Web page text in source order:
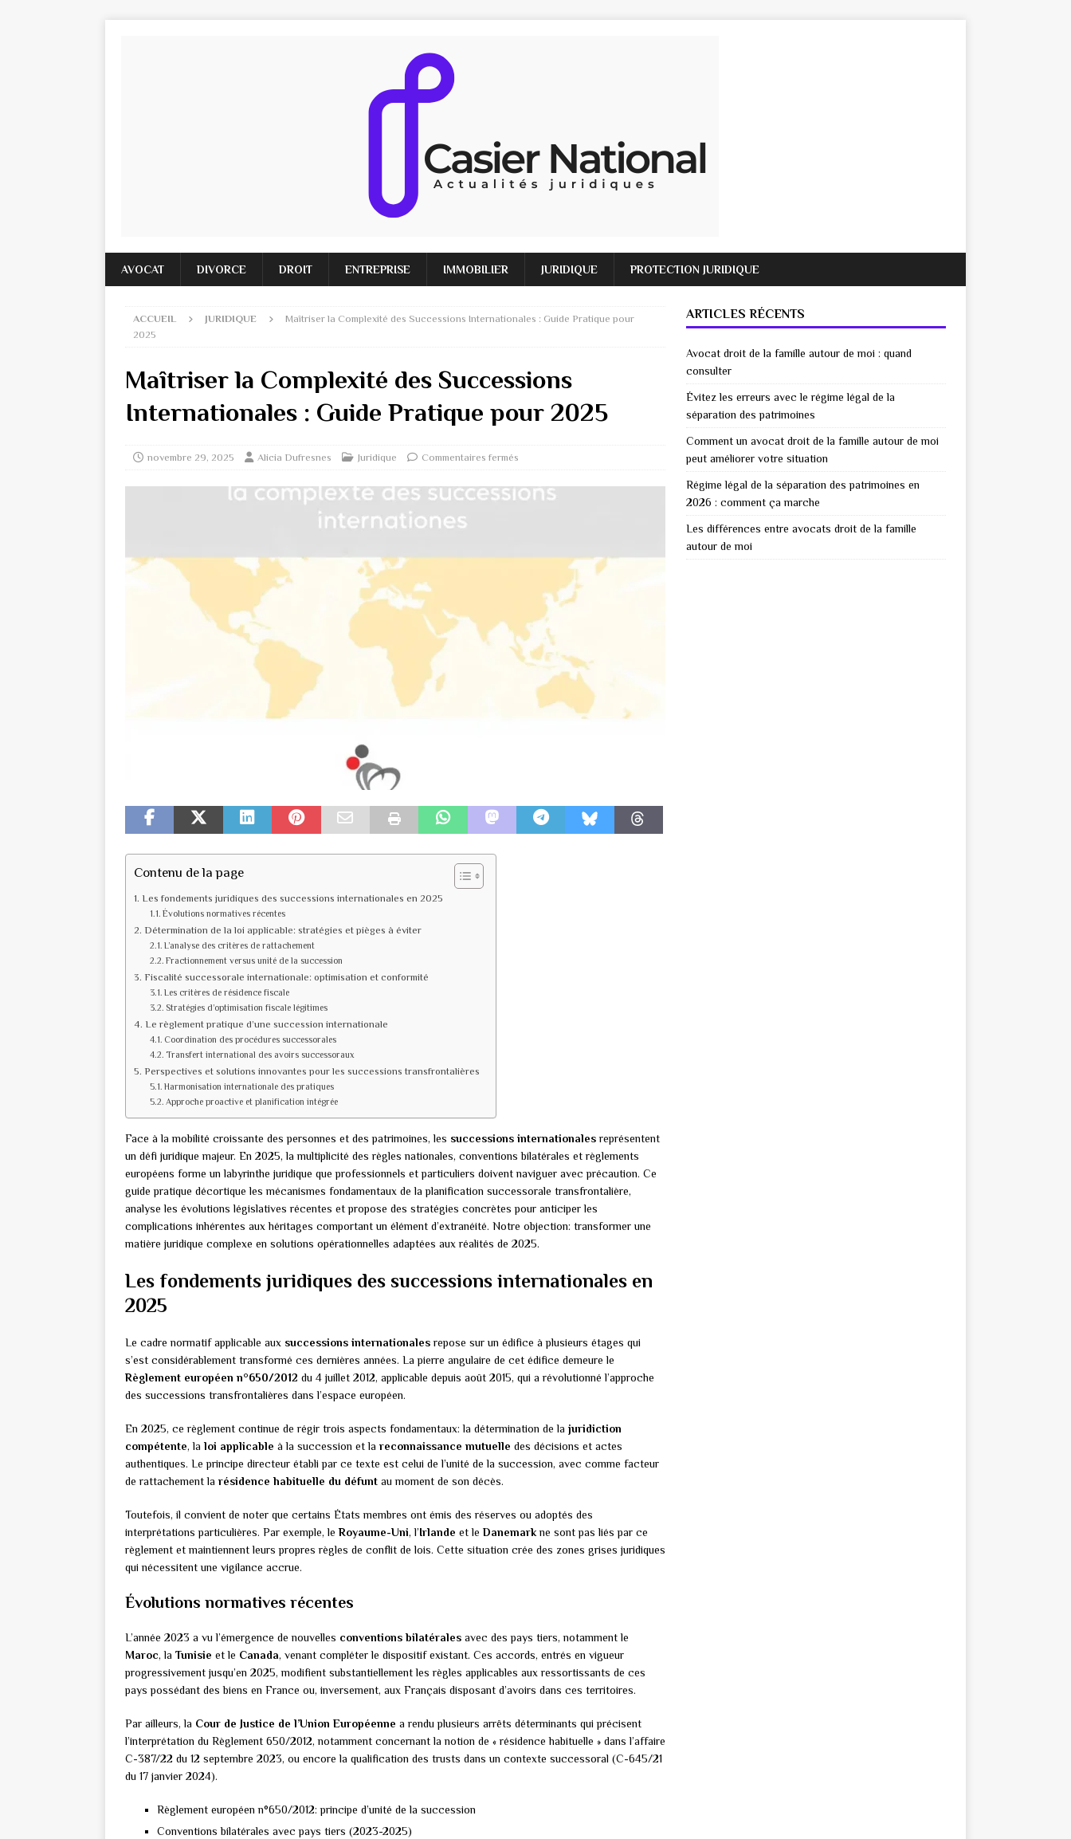
AVOCAT DIVORCE DROIT ENTREPRISE IMMOBILIER JURIDIQUE PROTECTION JURIDIQUE
ACCUEIL JURIDIQUE
Maîtriser la Complexité des Successions Internationales : Guide Pratique pour
2025
Maîtriser la Complexité des Successions
Internationales : Guide Pratique pour 2025
novembre 29, 2025 Alicia Dufresnes Juridique Commentaires fermés
Contenu de la page
Les fondements juridiques des successions internationales en 2025
Évolutions normatives récentes
Détermination de la loi applicable: stratégies et pièges à éviter
L’analyse des critères de rattachement
Fractionnement versus unité de la succession
Fiscalité successorale internationale: optimisation et conformité
Les critères de résidence fiscale
Stratégies d’optimisation fiscale légitimes
Le règlement pratique d’une succession internationale
Coordination des procédures successorales
Transfert international des avoirs successoraux
Perspectives et solutions innovantes pour les successions transfrontalières
Harmonisation internationale des pratiques
Approche proactive et planification intégrée
Face à la mobilité croissante des personnes et des patrimoines, les successions internationalesreprésentent
un défi juridique majeur. En 2025, la multiplicité des règles nationales, conventions bilatérales et règlements
européens forme un labyrinthe juridique que professionnels et particuliers doivent naviguer avec précaution. Ce
guide pratique décortique les mécanismes fondamentaux de la planification successorale transfrontalière,
analyse les évolutions législatives récentes et propose des stratégies concrètes pour anticiper les
complications inhérentes aux héritages comportant un élément d’extranéité. Notre objection: transformer une
matière juridique complexe en solutions opérationnelles adaptées aux réalités de 2025.
Les fondements juridiques des successions internationales en
2025
Le cadre normatif applicable aux successions internationalesrepose sur un édifice à plusieurs étages qui
s’est considérablement transformé ces dernières années. La pierre angulaire de cet édifice demeure le
Règlement européen n°650/2012 du 4 juillet 2012, applicable depuis août 2015, qui a révolutionné l’approche
des successions transfrontalières dans l’espace européen.
En 2025, ce règlement continue de régir trois aspects fondamentaux: la détermination de la juridiction
compétente, la loi applicable à la succession et la reconnaissance mutuelle des décisions et actes
authentiques. Le principe directeur établi par ce texte est celui de l’unité de la succession, avec comme facteur
de rattachement la résidence habituelle du défunt au moment de son décès.
Toutefois, il convient de noter que certains États membres ont émis des réserves ou adoptés des
interprétations particulières. Par exemple, leRoyaume-Uni, l’Irlande et le Danemarkne sont pas liés par ce
règlement et maintiennent leurs propres règles de conflit de lois. Cette situation crée des zones grises juridiques
qui nécessitent une vigilance accrue.
Évolutions normatives récentes
L’année 2023 a vu l’émergence de nouvelles conventions bilatérales avec des pays tiers, notamment le
Maroc, la Tunisie et le Canada, venant compléter le dispositif existant. Ces accords, entrés en vigueur
progressivement jusqu’en 2025, modifient substantiellement les règles applicables aux ressortissants de ces
pays possédant des biens en France ou, inversement, aux Français disposant d’avoirs dans ces territoires.
Par ailleurs, la Cour de Justice de l’Union Européenne a rendu plusieurs arrêts déterminants qui précisent
l’interprétation du Règlement 650/2012, notamment concernant la notion de « résidence habituelle » dans l’affaire
C-387/22 du 12 septembre 2023, ou encore la qualification des trusts dans un contexte successoral (C-645/21
du 17 janvier 2024).
Règlement européen n°650/2012: principe d’unité de la succession
Conventions bilatérales avec pays tiers (2023-2025)
ARTICLES RÉCENTS
Avocat droit de la famille autour de moi : quand
consulter
Évitez les erreurs avec le régime légal de la
séparation des patrimoines
Comment un avocat droit de la famille autour de moi
peut améliorer votre situation
Régime légal de la séparation des patrimoines en
2026 : comment ça marche
Les différences entre avocats droit de la famille
autour de moi